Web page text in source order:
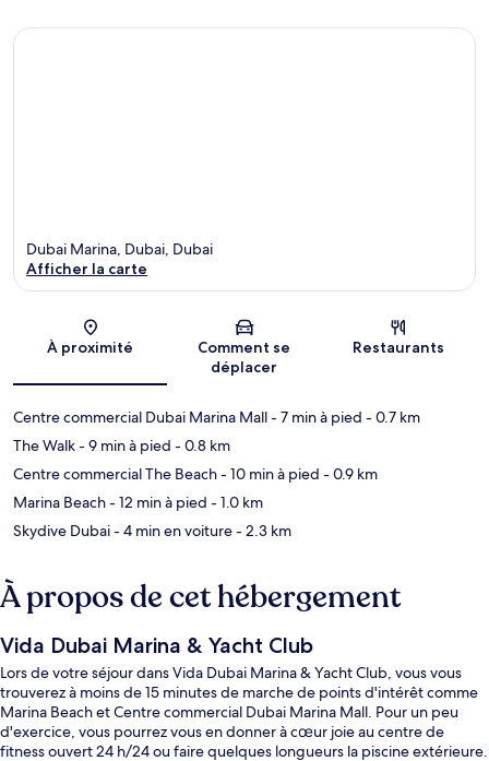
Carte
Dubai Marina, Dubai, Dubai
Afficher la carte
À proximité
Comment se
déplacer
Restaurants
Centre commercial Dubai Marina Mall- 7 min à pied - 0.7 km
The Walk- 9 min à pied - 0.8 km
Centre commercial The Beach- 10 min à pied - 0.9 km
Marina Beach- 12 min à pied - 1.0 km
Skydive Dubai- 4 min en voiture- 2.3 km
À propos de cet hébergement
Vida Dubai Marina & Yacht Club
Lors de votre séjour dans Vida Dubai Marina & Yacht Club, vous vous
trouverez à moins de 15 minutes de marche de points d'intérêt comme
Marina Beach et Centre commercial Dubai Marina Mall. Pour un peu
d'exercice, vous pourrez vous en donner à cœur joie au centre de
fitness ouvert 24 h/24 ou faire quelques longueurs la piscine extérieure.